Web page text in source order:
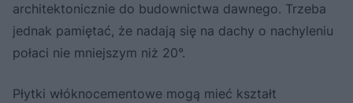
architektonicznie do budownictwa dawnego. Trzeba
jednak pamiętać, że nadają się na dachy o nachyleniu
połaci nie mniejszym niż 20°.
Płytki włóknocementowe mogą mieć kształt